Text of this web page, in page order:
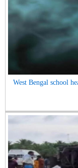
West Bengal school